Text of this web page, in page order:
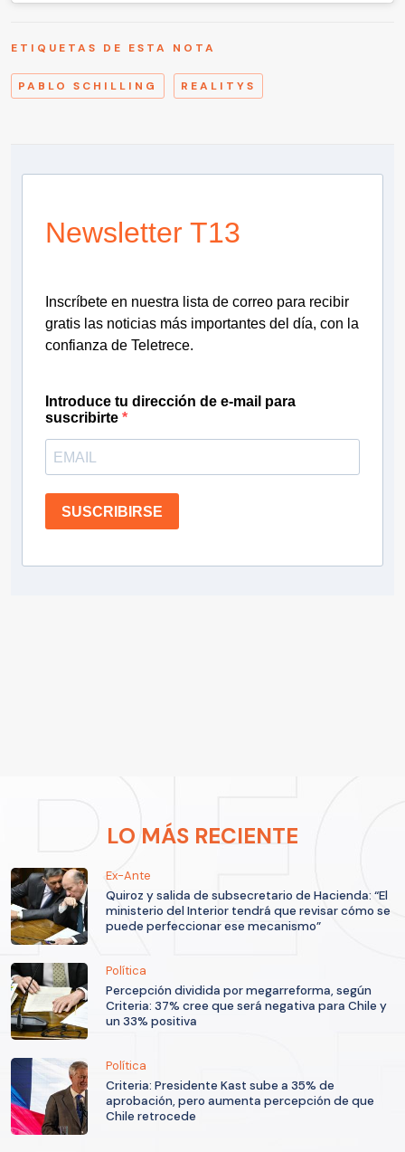
ETIQUETAS DE ESTA NOTA
PABLO SCHILLING REALITYS
Newsletter T13
Inscríbete en nuestra lista de correo para recibir
gratis las noticias más importantes del día, con la
confianza de Teletrece.
Introduce tu dirección de e-mail para
suscribirte
SUSCRIBIRSE
LO MÁS RECIENTE
Ex-Ante
Quiroz y salida de subsecretario de Hacienda: “El
ministerio del Interior tendrá que revisar cómo se
puede perfeccionar ese mecanismo”
Política
Percepción dividida por megarreforma, según
Criteria: 37% cree que será negativa para Chile y
un 33% positiva
Política
Criteria: Presidente Kast sube a 35% de
aprobación, pero aumenta percepción de que
Chile retrocede